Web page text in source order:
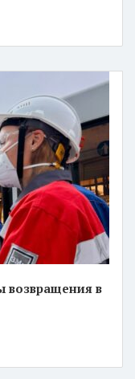
возвращения в